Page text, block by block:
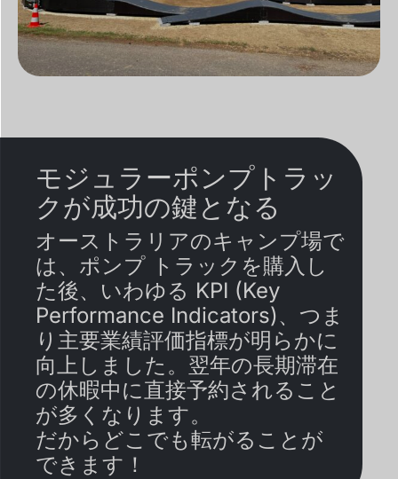
モジュラーポンプトラッ
クが成功の鍵となる
オーストラリアのキャンプ場で
は、ポンプ トラックを購入し
た後、いわゆる KPI (Key
Performance Indicators)、つま
り主要業績評価指標が明らかに
向上しました。翌年の長期滞在
の休暇中に直接予約されること
が多くなります。
だからどこでも転がることが
できます！